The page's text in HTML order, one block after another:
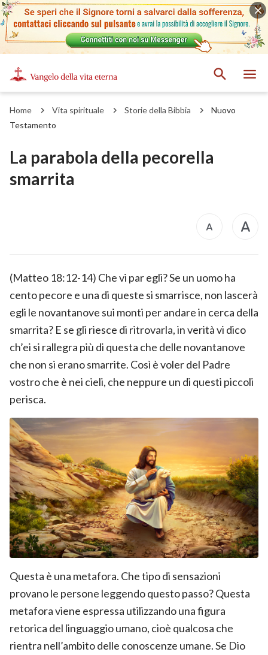
Home Vita spirituale Storie della Bibbia
Nuovo
Testamento
La parabola della pecorella
smarrita
(Matteo 18:12-14) Che vi par egli? Se un uomo ha
cento pecore e una di queste si smarrisce, non lascerà
egli le novantanove sui monti per andare in cerca della
smarrita? E se gli riesce di ritrovarla, in verità vi dico
ch’ei si rallegra più di questa che delle novantanove
che non si erano smarrite. Così è voler del Padre
vostro che è nei cieli, che neppure un di questi piccoli
perisca.
Questa è una metafora. Che tipo di sensazioni
provano le persone leggendo questo passo? Questa
metafora viene espressa utilizzando una figura
retorica del linguaggio umano, cioè qualcosa che
rientra nell’ambito delle conoscenze umane. Se Dio